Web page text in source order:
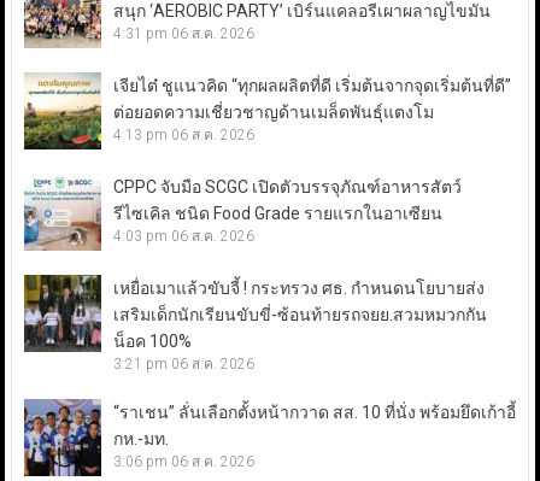
สนุก ‘AEROBIC PARTY’ เบิร์นแคลอรีเผาผลาญไขมัน
4:31 pm 06 ส.ค. 2026
เจียไต๋ ชูแนวคิด “ทุกผลผลิตที่ดี เริ่มต้นจากจุดเริ่มต้นที่ดี”
ต่อยอดความเชี่ยวชาญด้านเมล็ดพันธุ์แตงโม
4:13 pm 06 ส.ค. 2026
CPPC จับมือ SCGC เปิดตัวบรรจุภัณฑ์อาหารสัตว์
รีไซเคิล ชนิด Food Grade รายแรกในอาเซียน
4:03 pm 06 ส.ค. 2026
เหยื่อเมาแล้วขับจี้ ! กระทรวง ศธ. กำหนดนโยบายส่ง
เสริมเด็กนักเรียนขับขี่-ซ้อนท้ายรถจยย.สวมหมวกกัน
น็อค 100%
3:21 pm 06 ส.ค. 2026
“ราเชน” ลั่นเลือกตั้งหน้ากวาด สส. 10 ที่นั่ง พร้อมยึดเก้าอี้
กห.-มท.
3:06 pm 06 ส.ค. 2026